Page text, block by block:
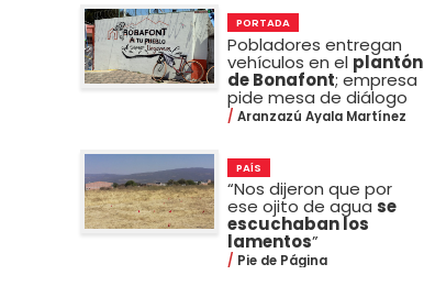
PORTADA
Pobladores entregan
vehículos en el plantón
de Bonafont; empresa
pide mesa de diálogo
Aranzazú Ayala Martínez
PAÍS
“Nos dijeron que por
ese ojito de agua se
escuchaban los
lamentos”
Pie de Página